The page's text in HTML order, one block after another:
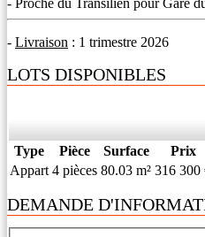
- Livraison : 1 trimestre 2026
LOTS DISPONIBLES
Type Pièce Surface Prix
Appart 4 pièces 80.03 m² 316 300
DEMANDE